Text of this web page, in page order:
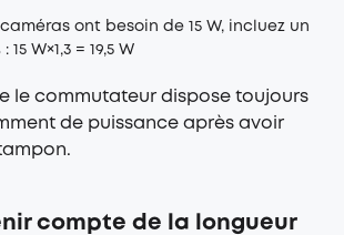
ont besoin de 15 W, incluez un
W×1,3 = 19,5 W
le commutateur dispose toujours
de puissance après avoir
compte de la longueur